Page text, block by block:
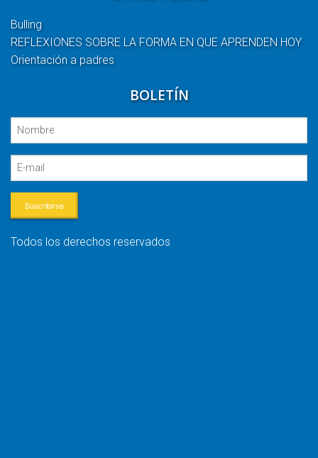
Bulling
REFLEXIONES SOBRE LA FORMA EN QUE APRENDEN HOY
Orientación a padres
BOLETÍN
Suscribirse
Todos los derechos reservados